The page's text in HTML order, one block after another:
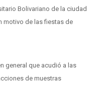
Bolivariano de la ciudad
motivo de las fiestas de
general que acudió a las
de muestras